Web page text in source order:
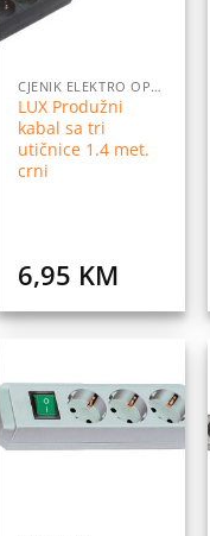
CJENIK ELEKTRO OPREME
LUX Produžni
kabal sa tri
utičnice 1.4 met.
crni
6,95 KM
Dodaj
na
želja